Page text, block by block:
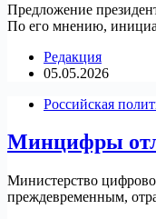
Предложение
По его мнению,
Редакция
05.05.2026
Российская
Минцифры
Министерство
преждевременным,